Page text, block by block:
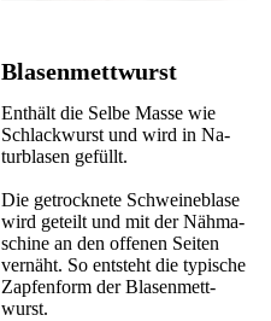
Blasenmettwurst
Enthält die Selbe Masse wie
Schlack­wurst und wird in Na­
tur­bla­sen gefüllt.
Die getrocknete Schweineblase
wird geteilt und mit der Näh­ma­
schine an den offenen Seiten
vernäht. So entsteht die typische
Zapfenform der Bla­sen­mett­
wurst.